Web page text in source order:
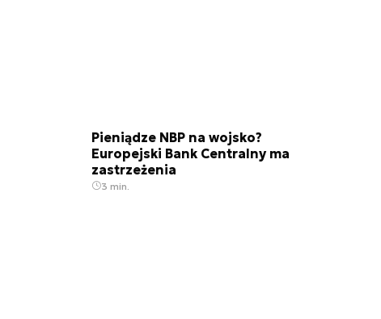
Pieniądze NBP na wojsko?
Europejski Bank Centralny ma
zastrzeżenia
3 min.